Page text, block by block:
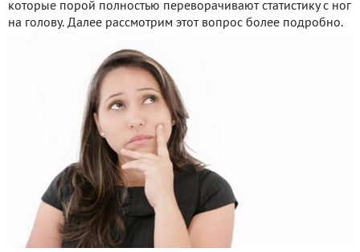
которые порой полностью переворачивают статистику с ног
на голову. Далее рассмотрим этот вопрос более подробно.